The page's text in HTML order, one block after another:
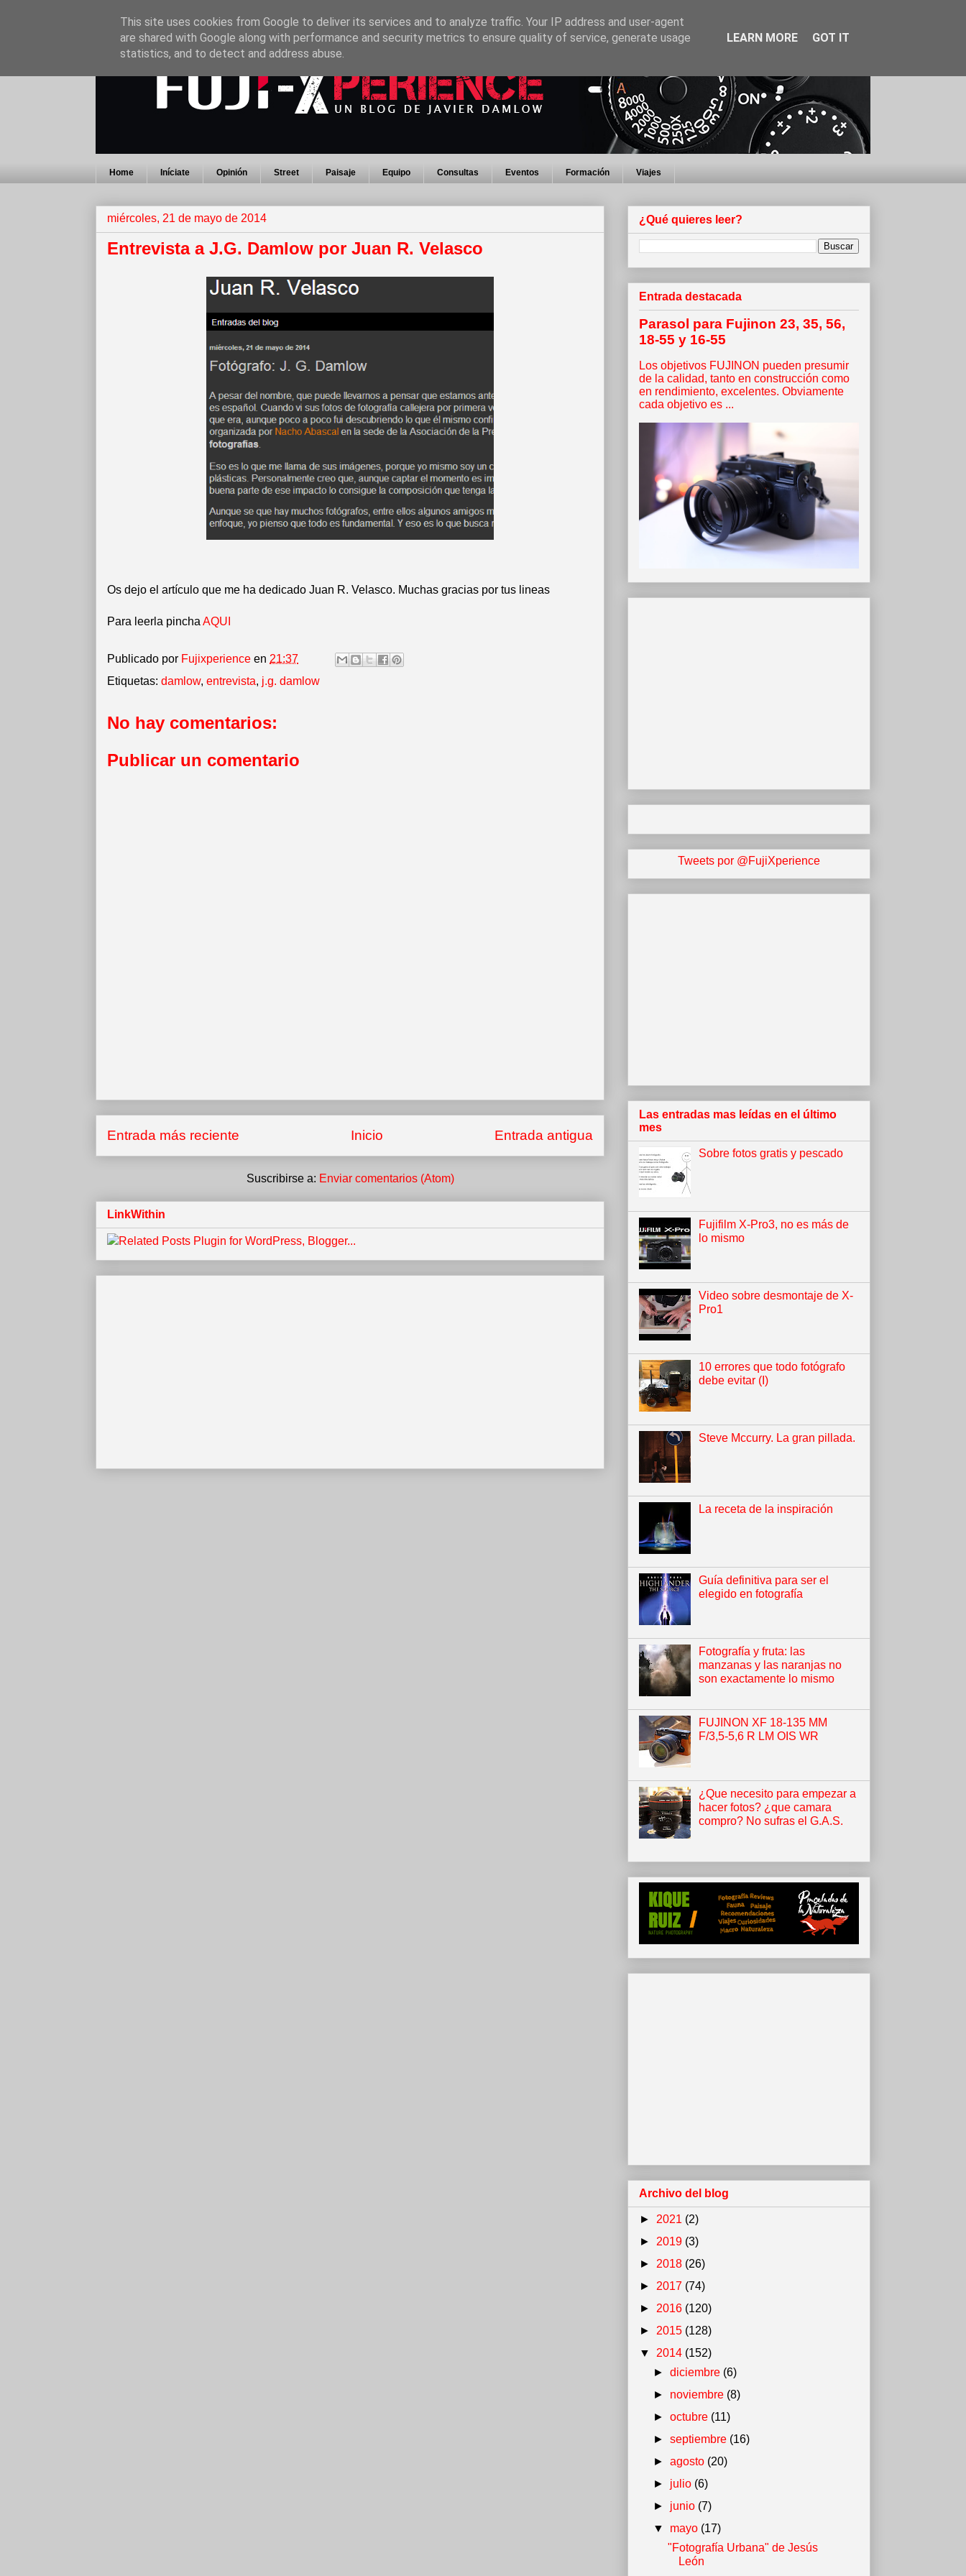
Home Iníciate Opinión Street Paisaje Equipo Consultas Eventos Formación Viajes
miércoles, 21 de mayo de 2014
Entrevista a J.G. Damlow por Juan R. Velasco
Os dejo el artículo que me ha dedicado Juan R. Velasco. Muchas gracias por tus lineas
Para leerla pincha AQUI
Publicado por Fujixperience en 21:37
Etiquetas: damlow, entrevista, j.g. damlow
No hay comentarios:
Publicar un comentario
Entrada más reciente Entrada antigua
Inicio
Suscribirse a: Enviar comentarios (Atom)
LinkWithin
¿Qué quieres leer?
Entrada destacada
Parasol para Fujinon 23, 35, 56,
18-55 y 16-55
Los objetivos FUJINON pueden presumir
de la calidad, tanto en construcción como
en rendimiento, excelentes. Obviamente
cada objetivo es ...
Tweets por @FujiXperience
Las entradas mas leídas en el último
mes
Sobre fotos gratis y pescado
Fujifilm X-Pro3, no es más de
lo mismo
Video sobre desmontaje de X-
Pro1
10 errores que todo fotógrafo
debe evitar (I)
Steve Mccurry. La gran pillada.
La receta de la inspiración
Guía definitiva para ser el
elegido en fotografía
Fotografía y fruta: las
manzanas y las naranjas no
son exactamente lo mismo
FUJINON XF 18-135 MM
F/3,5-5,6 R LM OIS WR
¿Que necesito para empezar a
hacer fotos? ¿que camara
compro? No sufras el G.A.S.
Archivo del blog
► 2021 (2)
► 2019 (3)
► 2018 (26)
► 2017 (74)
► 2016 (120)
► 2015 (128)
▼ 2014 (152)
►diciembre (6)
► noviembre (8)
►octubre (11)
►septiembre (16)
►agosto (20)
► julio (6)
► junio (7)
▼ mayo (17)
"Fotografía Urbana" de Jesús
León
This site uses cookies from Google to deliver its services and to analyze traffic. Your IP address and user-agent
are shared with Google along with performance and security metrics to ensure quality of service, generate usage
statistics, and to detect and address abuse.
LEARN MORE GOT IT